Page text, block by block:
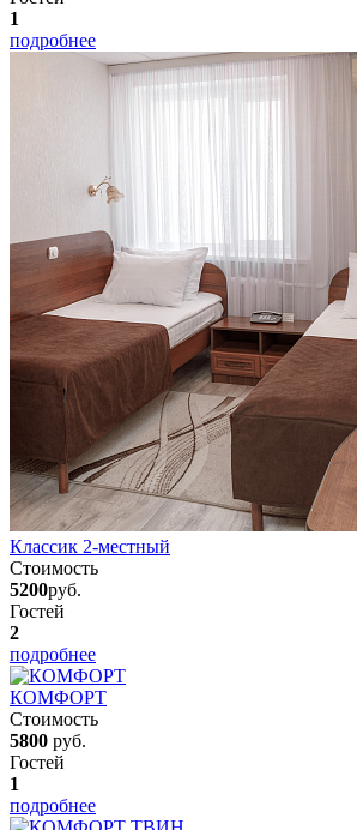
1
подробнее
Классик 2-местный
Стоимость
5200руб.
Гостей
2
подробнее
КОМФОРТ
Стоимость
5800 руб.
Гостей
1
подробнее